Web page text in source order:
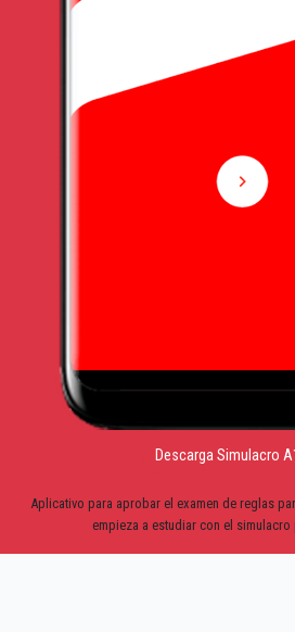
Descarga Simulacro
Aplicativo para aprobar el examen de reglas
empieza a estudiar con el simulacro